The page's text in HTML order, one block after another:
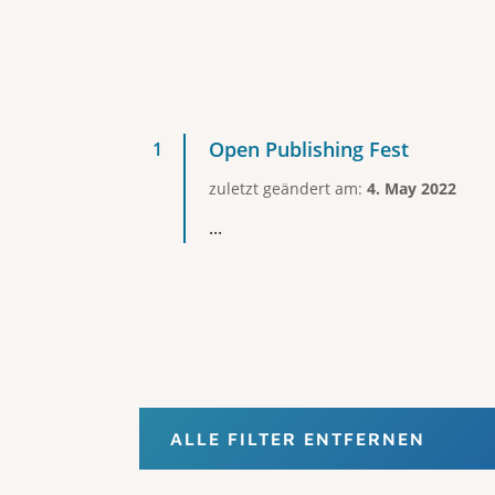
Open Publishing Fest
zuletzt geändert am: 4. May 2022
...
ALLE FILTER ENTFERNEN